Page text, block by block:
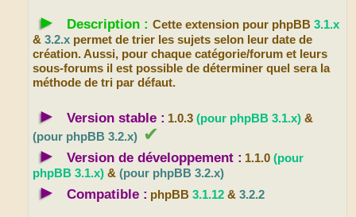
► Description : Cette extension pour phpBB 3.1.x
& 3.2.x permet de trier les sujets selon leur date de
création. Aussi, pour chaque catégorie/forum et leurs
sous-forums il est possible de déterminer quel sera la
méthode de tri par défaut.
► Version stable : 1.0.3 (pour phpBB 3.1.x) &
(pour phpBB 3.2.x) ✔
►
Version de développement : 1.1.0 (pour
phpBB 3.1.x) & (pour phpBB 3.2.x)
► Compatible : phpBB 3.1.12 & 3.2.2